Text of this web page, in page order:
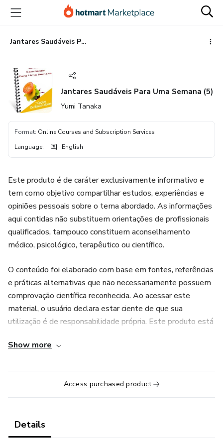
main
content
Jantares Saudáveis Para Uma Semana (5)
Jantares Saudáveis Para Uma Semana (5)
Yumi Tanaka
Format: Online Courses and Subscription Services
Language: English
Este produto é de caráter exclusivamente informativo e
tem como objetivo compartilhar estudos, experiências e
opiniões pessoais sobre o tema abordado. As informações
aqui contidas não substituem orientações de profissionais
qualificados, tampouco constituem aconselhamento
médico, psicológico, terapêutico ou científico.
O conteúdo foi elaborado com base em fontes, referências
e práticas alternativas que não necessariamente possuem
comprovação científica reconhecida. Ao acessar este
material, o usuário declara estar ciente de que sua
utilização é de responsabilidade própria. Este produto está
da plataforma e destina-se apenas a fins educacionais e de
Show more
Access purchased product
Details